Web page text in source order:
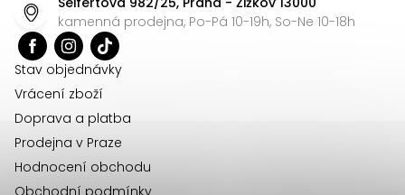
kamenná prodejna, Po-Pá 10-19h, So-Ne 10-18h
Stav objednávky
Vrácení zboží
Doprava a platba
Prodejna v Praze
Hodnocení obchodu
Obchodní podmínky